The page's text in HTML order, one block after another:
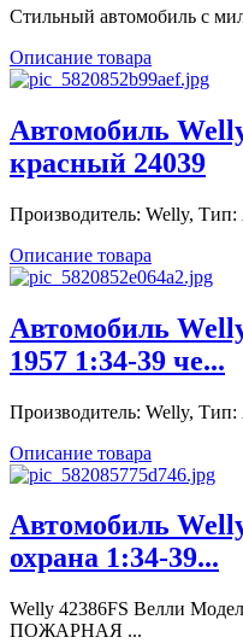
Стильный автомобиль с
Описание товара
Автомобиль
красный 24039
Производитель: Welly,
Описание товара
Автомобиль
1957 1:34-39 че...
Производитель: Welly,
Описание товара
Автомобиль
охрана 1:34-39...
Welly 42386FS Велли
ПОЖАРНАЯ ...